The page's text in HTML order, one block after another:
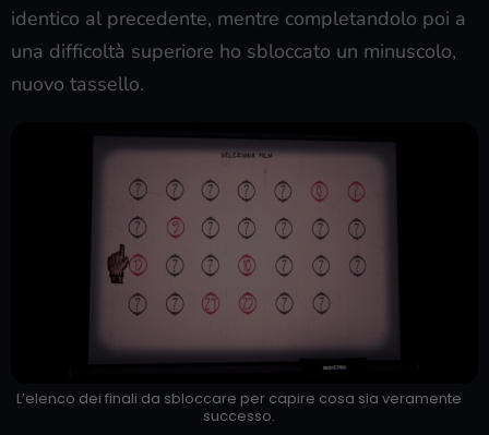
identico al precedente, mentre completandolo poi a
una difficoltà superiore ho sbloccato un minuscolo,
nuovo tassello.
L’elenco dei finali da sbloccare per capire cosa sia veramente
successo.